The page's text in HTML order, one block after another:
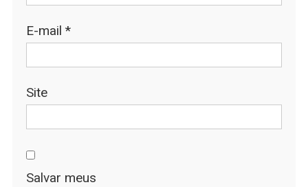
E-mail *
Site
Salvar meus